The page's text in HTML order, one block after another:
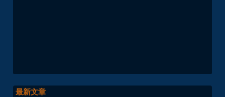
最新文章